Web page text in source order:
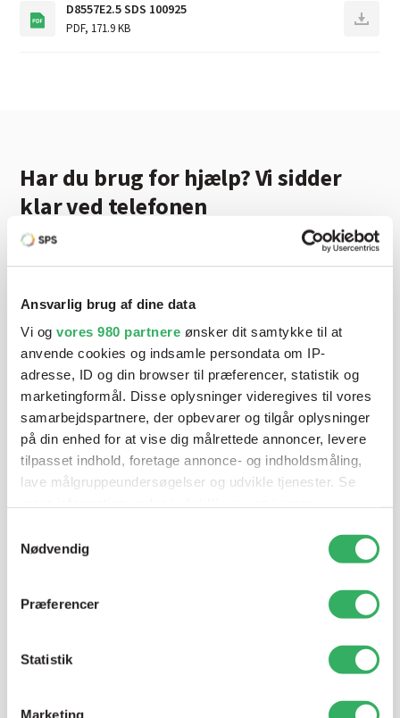
Ansvarlig brug af dine data
Vi og vores 980 partnere ønsker dit samtykke til at
anvende cookies og indsamle persondata om IP-
adresse, ID og din browser til præferencer, statistik og
marketingformål. Disse oplysninger videregives til vores
samarbejdspartnere, der opbevarer og tilgår oplysninger
på din enhed for at vise dig målrettede annoncer, levere
tilpasset indhold, foretage annonce- og indholdsmåling,
lave målgruppeundersøgelser og udvikle tjenester. Se
tilbage eller ændre indstillinger fra vores
"Cookiedeklaration", eller ved at trykke på "Privacy
Nødvendig
Præferencer
Statistik
Marketing
D8557E2.5 SDS 100925
PDF, 171.9 KB
Har du brug for hjælp? Vi sidder
klar ved telefonen
Vi tilbyder et bredt sortiment af produkter til
autolakering. Lige meget om du skal bruge en enkelt farve,
blandeanlægsløsning, kan vi hjælpe dig.
Mandag - Torsdag 07:00-15:30
Fredag 07:00-13:45
Jette Harding
T:+45 69 89 81 05